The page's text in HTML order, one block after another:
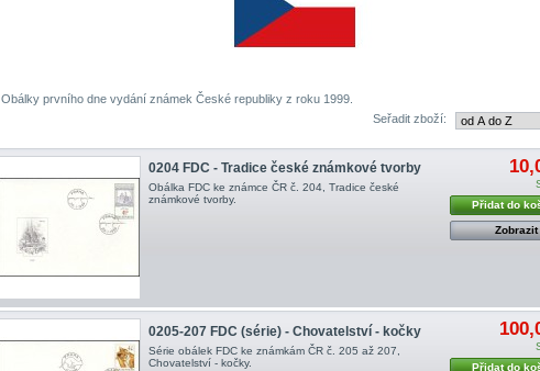
Obálky prvního dne vydání známek České republiky z roku 1999.
Seřadit zboží:
0204 FDC - Tradice české známkové tvorby
Obálka FDC ke známce ČR č. 204, Tradice české
známkové tvorby .
Přidat do
Zobrazit
0205-207 FDC (série) - Chovatelství - kočky
Série obálek FDC ke známkám ČR č. 205 až 207,
Chovatelství - kočky .
Přidat do